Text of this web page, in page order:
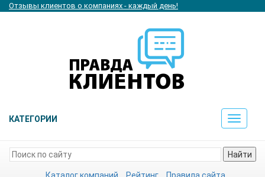
Отзывы клиентов о компаниях - каждый день!
КАТЕГОРИИ
Toggle
Найти